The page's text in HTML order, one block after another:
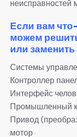
неисправностей
Если вам
можем
или заменить
Системы
Контроллер
Интерфейс
Промышленный
Привод
мотор